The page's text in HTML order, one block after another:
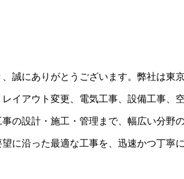
誠にありがとうございます。弊社は東
イアウト変更、電気工事、設備工事、
の設計・施工・管理まで、幅広い分野
に沿った最適な工事を、迅速かつ丁寧